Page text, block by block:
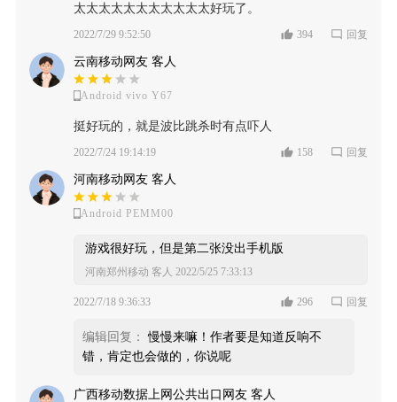
太太太太太太太太太太太好玩了。
2022/7/29 9:52:50 394 回复
云南移动网友 客人
Android vivo Y67
挺好玩的，就是波比跳杀时有点吓人
2022/7/24 19:14:19 158 回复
河南移动网友 客人
Android PEMM00
游戏很好玩，但是第二张没出手机版
河南郑州移动 客人 2022/5/25 7:33:13
2022/7/18 9:36:33 296 回复
编辑回复：
慢慢来嘛！作者要是知道反响不
错，肯定也会做的，你说呢
广西移动数据上网公共出口网友 客人